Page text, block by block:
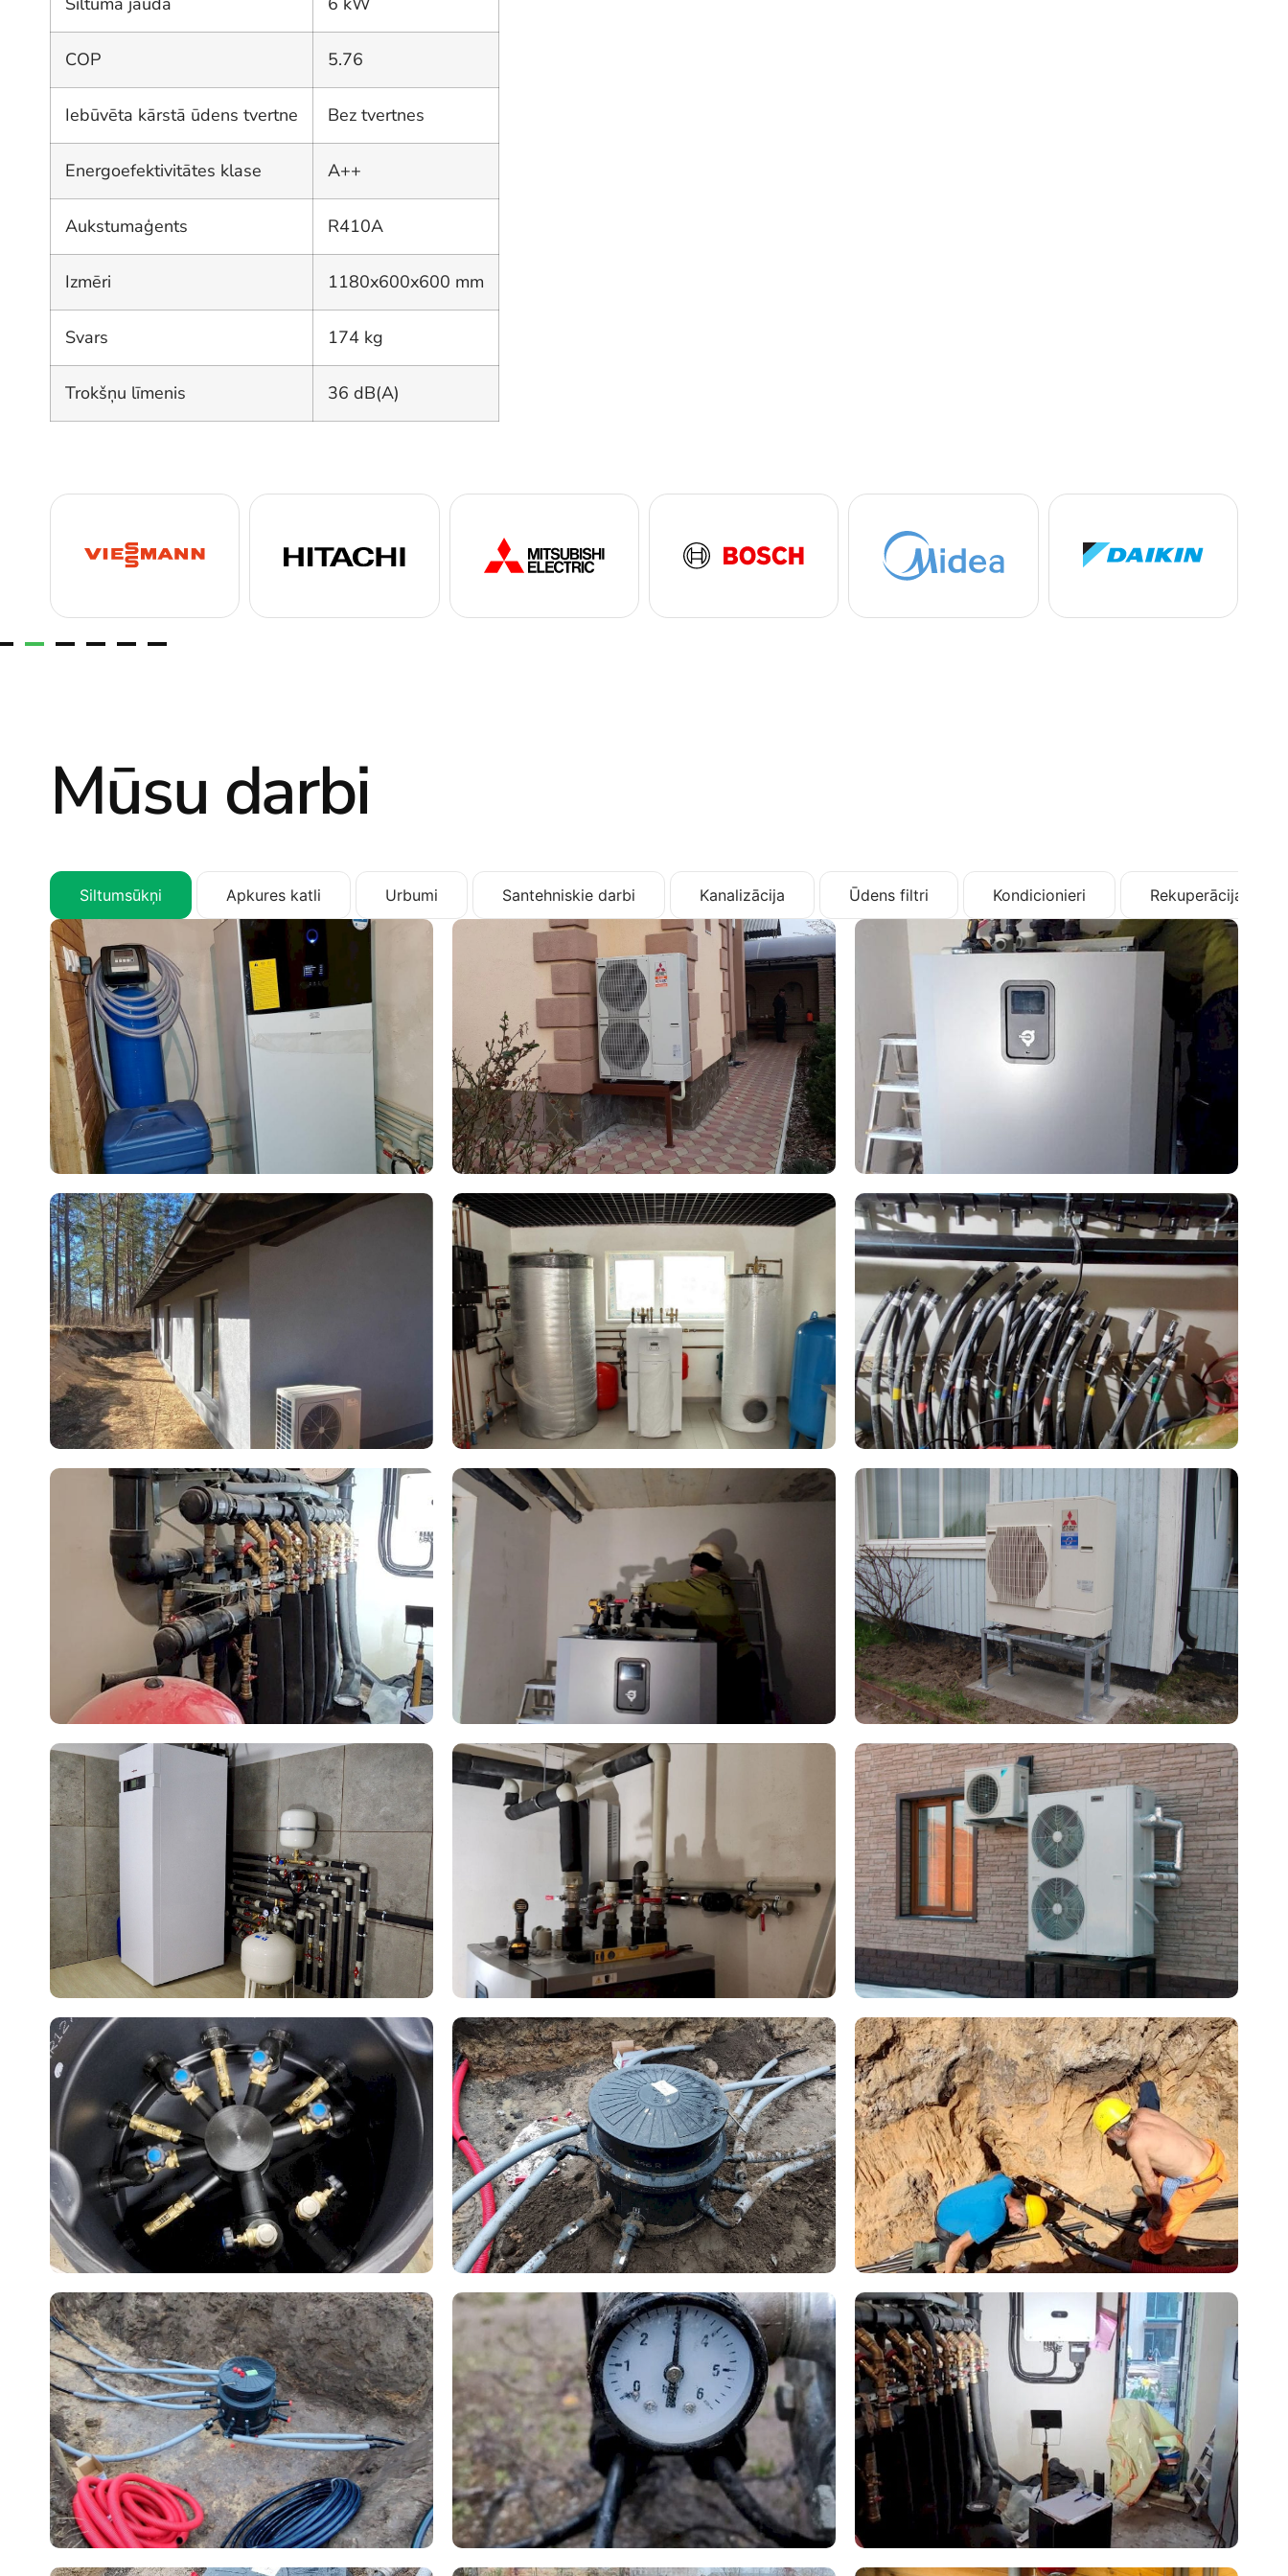
COP 5.76
Iebūvēta kārstā ūdens tvertne Bez tvertnes
Energoefektivitātes klase A++
Aukstumaģents R410A
Izmēri 1180x600x600 mm
Svars 174 kg
Trokšņu līmenis 36 dB(A)
Mūsu darbi
Siltumsūkņi Apkures katli Urbumi Santehniskie darbi Kanalizācija Ūdens filtri Kondicionieri Rekuperācija